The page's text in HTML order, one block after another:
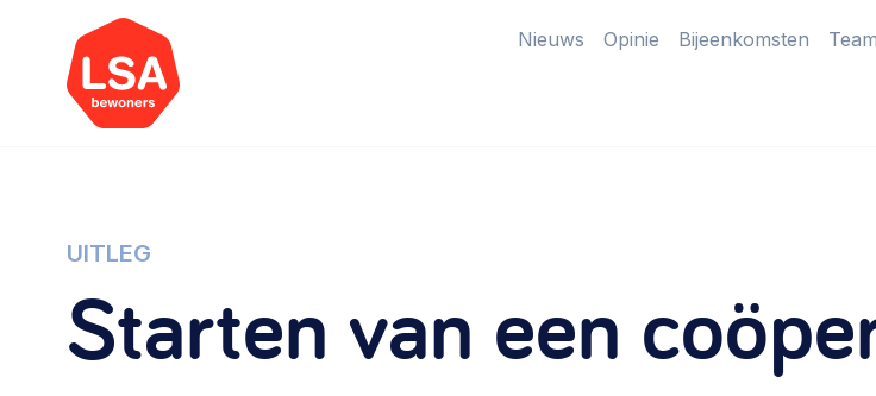
Nieuws Opinie Bijeenkomsten Team
Rechtsvormen, positionering,
Vrijwilligers en medewerkers Eigen gebouw
UITLEG
Starten van een